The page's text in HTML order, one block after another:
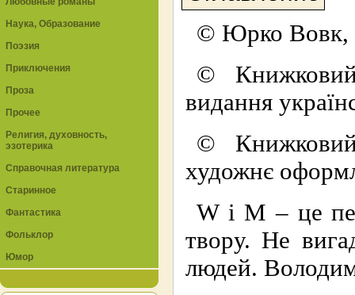
© Юрко Вовк,
©
видання
©
художнє
W і М – це
твору. Не
людей.
Наука, Образование
Поэзия
Приключения
Проза
Прочее
Религия, духовность,
эзотерика
Справочная литература
Старинное
Фантастика
Фольклор
Юмор